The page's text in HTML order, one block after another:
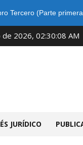
Tercero (Parte
2026, 02:30:08 AM
JURÍDICO